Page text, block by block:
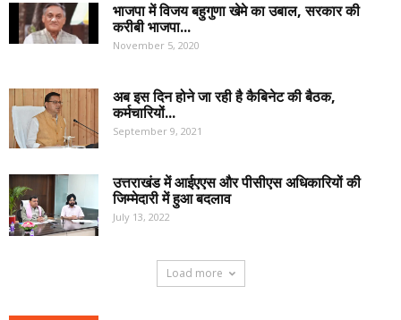
भाजपा में विजय बहुगुणा खेमे का उबाल, सरकार की
करीबी भाजपा...
November 5, 2020
अब इस दिन होने जा रही है कैबिनेट की बैठक,
कर्मचारियों...
September 9, 2021
उत्तराखंड में आईएएस और पीसीएस अधिकारियों की
जिम्मेदारी में हुआ बदलाव
July 13, 2022
Load more